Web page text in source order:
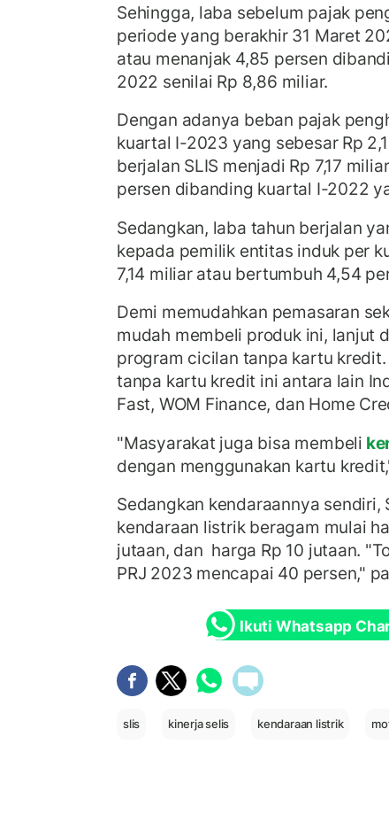
Sehingga, laba sebelum pajak
periode yang berakhir 31 Maret
atau menanjak 4,85 persen
2022 senilai Rp 8,86 miliar.
Dengan adanya beban pajak
kuartal I-2023 yang sebesar Rp
berjalan SLIS menjadi Rp 7,17
persen dibanding kuartal I-2022
Sedangkan, laba tahun berjalan
kepada pemilik entitas induk per
7,14 miliar atau bertumbuh 4,54
Demi memudahkan pemasaran
mudah membeli produk ini, lanjut
program cicilan tanpa kartu
tanpa kartu kredit ini antara lain
Fast, WOM Finance, dan Home
"Masyarakat juga bisa membeli
dengan menggunakan kartu
Sedangkan kendaraannya sendiri,
kendaraan listrik beragam mulai
jutaan, dan harga Rp 10 jutaan.
PRJ 2023 mencapai 40 persen,"
Ikuti Whatsapp
slis kinerja selis kendaraan listrik